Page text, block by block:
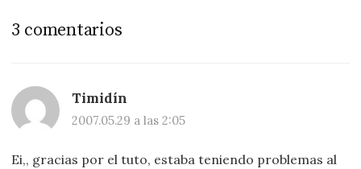
3 comentarios
Timidín
2007.05.29 a las 2:05
Ei,, gracias por el tuto, estaba teniendo problemas al